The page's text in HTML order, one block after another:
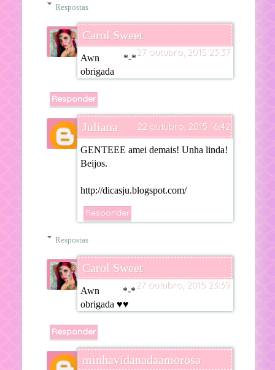
Respostas
Carol Sweet
27 outubro, 2015 23:37
Awn *-*
obrigada
Responder
Juliana 22 outubro, 2015 16:42
GENTEEE amei demais! Unha linda!
Beijos.
http://dicasju.blogspot.com/
Responder
Respostas
Carol Sweet
27 outubro, 2015 23:39
Awn *-*
obrigada ♥♥
Responder
minhavidanadaamorosa